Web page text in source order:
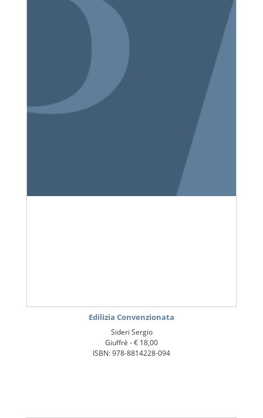
Edilizia Convenzionata
Sideri Sergio
Giuffrè -€ 18,00
ISBN: 978-8814228-094